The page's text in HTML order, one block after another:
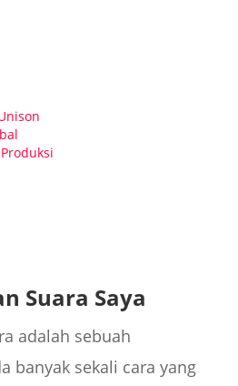
Suara Saya
adalah sebuah
banyak sekali cara yang